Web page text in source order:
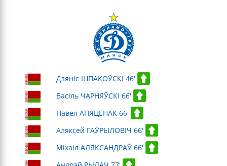
Дзяніс ШПАКОЎСКІ 46'
Васіль ЧАРНЯЎСКІ 66'
Павел АПЯЦЁНАК 66'
Аляксей ГАЎРЫЛОВІЧ 66'
Міхаіл АЛЯКСАНДРАЎ 66'